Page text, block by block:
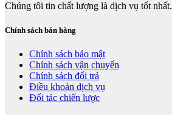
Chúng tôi tin chất lượng là dịch vụ tốt nhất.
Chính sách bán hàng
Chính sách bảo mật
Chính sách vận chuyển
Chính sách đổi trả
Điều khoản dịch vụ
Đối tác chiến lược